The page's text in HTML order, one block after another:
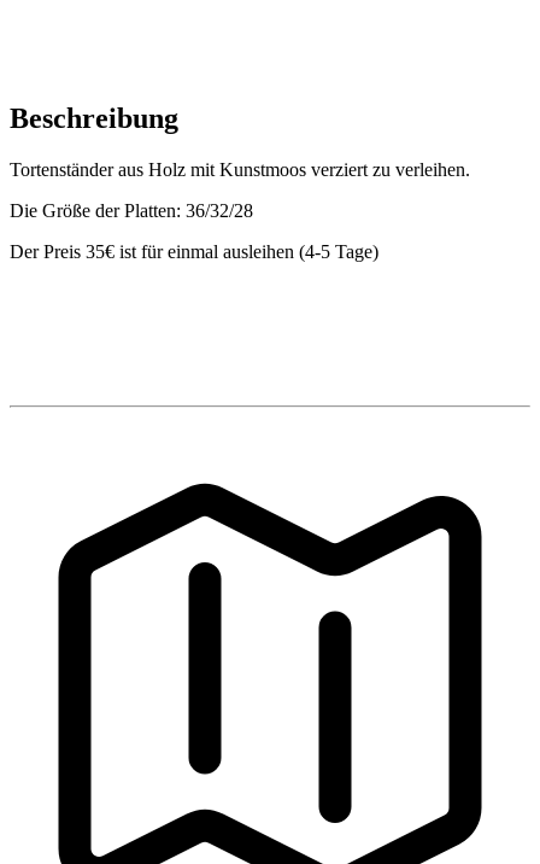
Beschreibung
Tortenständer aus Holz mit Kunstmoos verziert zu verleihen.
Die Größe der Platten: 36/32/28
Der Preis 35€ ist für einmal ausleihen (4-5 Tage)